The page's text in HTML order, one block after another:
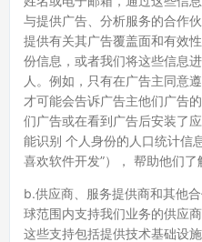
与提供广告、分析服务的合作
提供有关其广告覆盖面和有效
份信息，或者我们将这些信息
人。例如，只有在广告主同意
才可能会告诉广告主他们广告
们广告或在看到广告后安装了
能识别 个人身份的人口统计信
喜欢软件开发”）， 帮助他们了
b.供应商、服务提供商和其他
球范围内支持我们业务的供应
这些支持包括提供技术基础设